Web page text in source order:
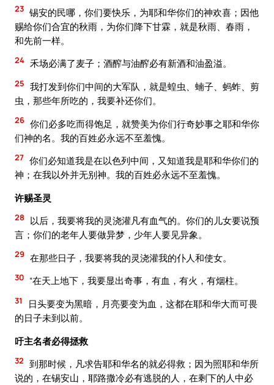
23 锡安的民哪，你们要快乐，为耶和华你们的神欢喜；因他
赐给你们合宜的秋雨，为你们降下甘霖，就是秋雨、春雨，
和先前一样。
24 禾场必满了麦子；酒醡与油醡必有新酒和油盈溢。
25 我打发到你们中间的大军队，就是蝗虫、蝻子、蚂蚱、剪
虫，那些年所吃的，我要补还你们。
26 你们必多吃而得饱足，就赞美为你们行奇妙事之耶和华你
们神的名。我的百姓必永远不至羞愧。
27 你们必知道我是在以色列中间，又知道我是耶和华你们的
神；在我以外并无别神。我的百姓必永远不至羞愧。
许赐圣灵
28
以后，我要将我的灵浇灌凡有血气的。你们的儿女要说预
言；你们的老年人要做异梦，少年人要见异象。
29 在那些日子，我要将我的灵浇灌我的仆人和使女。
30 “在天上地下，我要显出奇事，有血，有火，有烟柱。
31
日头要变为黑暗，月亮要变为血，这都在耶和华大而可畏
的日子未到以前。
吁主名者必得拯救
32 到那时候，凡求告耶和华名的就必得救；因为照耶和华所
说的，在锡安山，耶路撒冷必有逃脱的人，在剩下的人中必